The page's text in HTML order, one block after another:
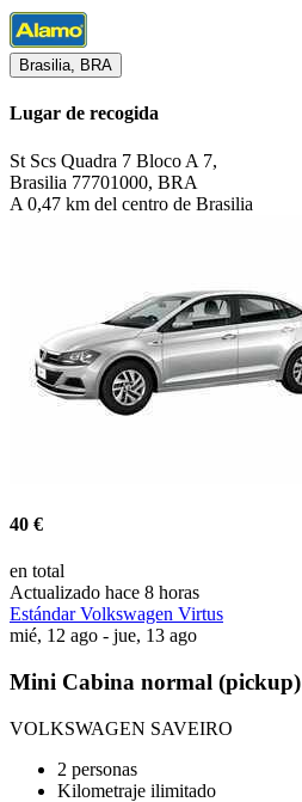
Brasilia, BRA
Lugar de recogida
St Scs Quadra 7 Bloco A 7,
Brasilia 77701000, BRA
A 0,47 km del centro de Brasilia
40 €
en total
Actualizado hace 8 horas
Estándar Volkswagen Virtus
mié, 12 ago - jue, 13 ago
Mini Cabina normal (pickup)
VOLKSWAGEN SAVEIRO
2 personas
Kilometraje ilimitado